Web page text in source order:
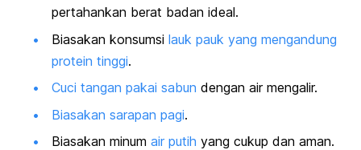
pertahankan berat badan ideal.
Biasakan konsumsi lauk pauk yang mengandung
protein tinggi.
Cuci tangan pakai sabun dengan air mengalir.
Biasakan sarapan pagi.
Biasakan minum air putih yang cukup dan aman.